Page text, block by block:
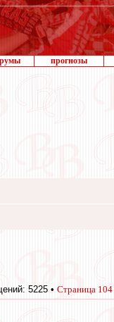
прогнозы
5225 • Страница 104